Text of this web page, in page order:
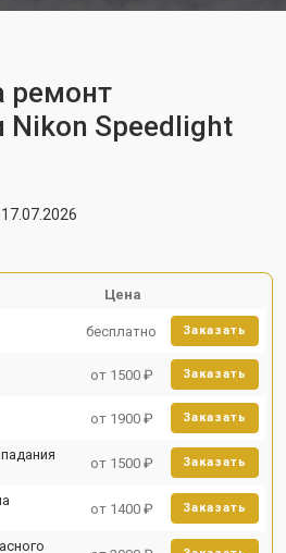
ремонт
Speedlight
Цена
бесплатно Заказать
от 1500 ₽ Заказать
от 1900 ₽ Заказать
от 1500 ₽ Заказать
от 1400 ₽ Заказать